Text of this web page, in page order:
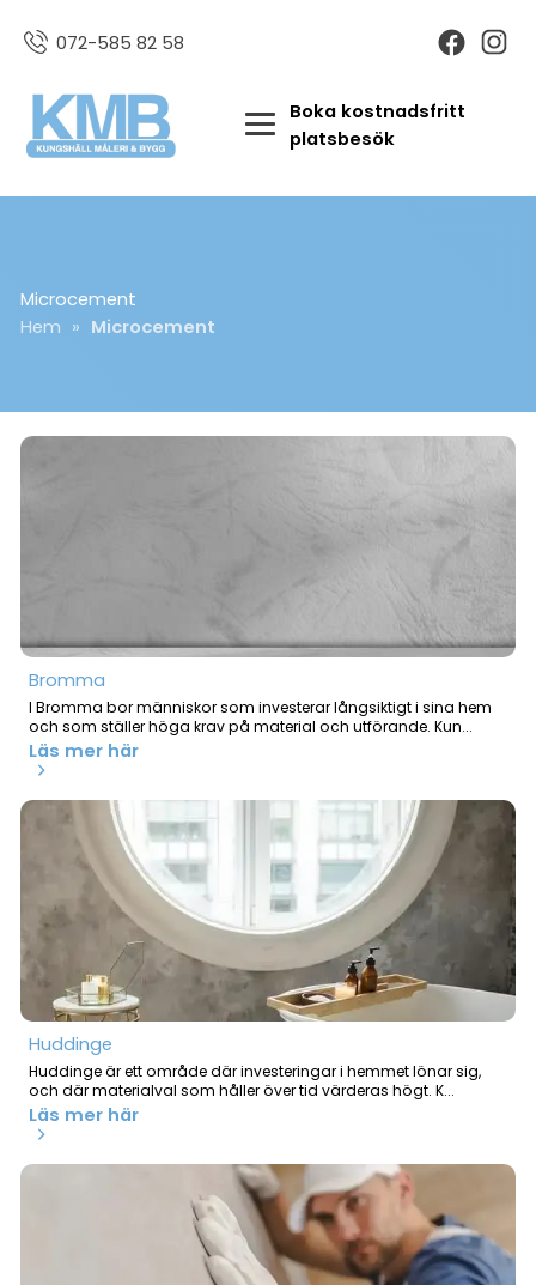
072-585 82 58
Boka kostnadsfritt
platsbesök
Microcement
Hem » Microcement
Bromma
I Bromma bor människor som investerar långsiktigt i sina hem
och som ställer höga krav på material och utförande. Kun...
Läs mer här
Huddinge
Huddinge är ett område där investeringar i hemmet lönar sig,
och där materialval som håller över tid värderas högt. K...
Läs mer här